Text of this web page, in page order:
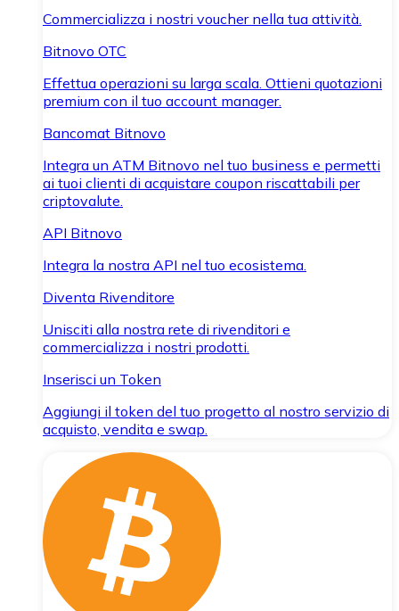
Commercializza i nostri voucher nella tua attività.
Bitnovo OTC
Effettua operazioni su larga scala. Ottieni quotazioni
premium con il tuo account manager.
Bancomat Bitnovo
Integra un ATM Bitnovo nel tuo business e permetti
ai tuoi clienti di acquistare coupon riscattabili per
criptovalute.
API Bitnovo
Integra la nostra API nel tuo ecosistema.
Diventa Rivenditore
Unisciti alla nostra rete di rivenditori e
commercializza i nostri prodotti.
Inserisci un Token
Aggiungi il token del tuo progetto al nostro servizio di
acquisto, vendita e swap.